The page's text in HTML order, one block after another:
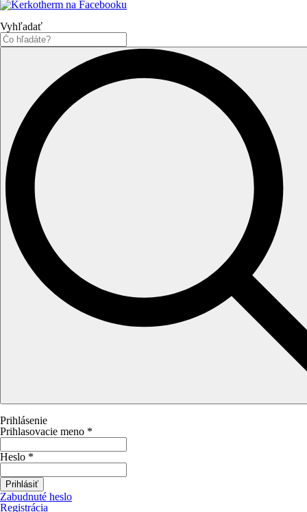
Vyhľadať
Prihlásenie
Prihlasovacie meno *
Heslo *
Prihlásiť
Zabudnuté heslo
Registrácia